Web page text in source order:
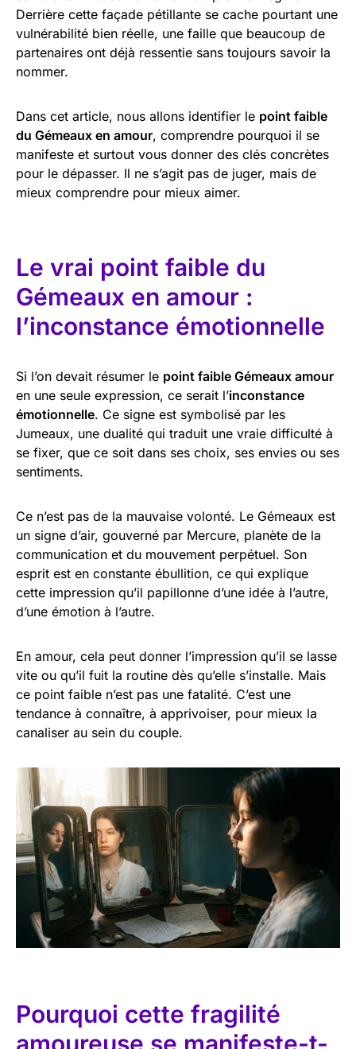
Derrière cette façade pétillante se cache pourtant une
vulnérabilité bien réelle, une faille que beaucoup de
partenaires ont déjà ressentie sans toujours savoir la
nommer.
Dans cet article, nous allons identifier le point faible
du Gémeaux en amour, comprendre pourquoi il se
manifeste et surtout vous donner des clés concrètes
pour le dépasser. Il ne s’agit pas de juger, mais de
mieux comprendre pour mieux aimer.
Le vrai point faible du
Gémeaux en amour :
l’inconstance émotionnelle
Si l’on devait résumer le point faible Gémeaux amour
en une seule expression, ce serait l’inconstance
émotionnelle. Ce signe est symbolisé par les
Jumeaux, une dualité qui traduit une vraie difficulté à
se fixer, que ce soit dans ses choix, ses envies ou ses
sentiments.
Ce n’est pas de la mauvaise volonté. Le Gémeaux est
un signe d’air, gouverné par Mercure, planète de la
communication et du mouvement perpétuel. Son
esprit est en constante ébullition, ce qui explique
cette impression qu’il papillonne d’une idée à l’autre,
d’une émotion à l’autre.
En amour, cela peut donner l’impression qu’il se lasse
vite ou qu’il fuit la routine dès qu’elle s’installe. Mais
ce point faible n’est pas une fatalité. C’est une
tendance à connaître, à apprivoiser, pour mieux la
canaliser au sein du couple.
Pourquoi cette fragilité
amoureuse se manifeste-t-